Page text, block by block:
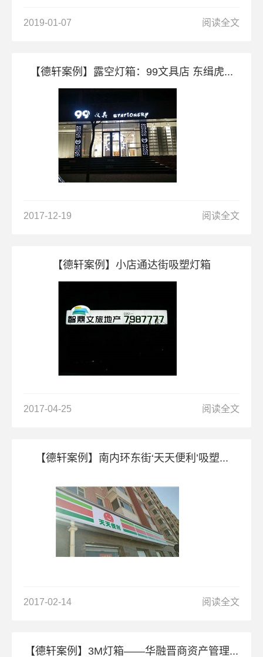
2019-01-07 阅读全文
【德轩案例】露空灯箱：99文具店 东缉虎...
2017-12-19 阅读全文
【德轩案例】小店通达街吸塑灯箱
2017-04-25 阅读全文
【德轩案例】南内环东街‘天天便利’吸塑...
2017-02-14 阅读全文
【德轩案例】3M灯箱——华融晋商资产管理...